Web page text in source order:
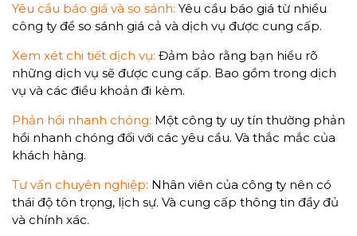
Yêu cầu báo giá và so sánh: Yêu cầu báo giá từ nhiều
công ty để so sánh giá cả và dịch vụ được cung cấp.
Xem xét chi tiết dịch vụ: Đảm bảo rằng bạn hiểu rõ
những dịch vụ sẽ được cung cấp. Bao gồm trong dịch
vụ và các điều khoản đi kèm.
Phản hồi nhanh chóng: Một công ty uy tín thường phản
hồi nhanh chóng đối với các yêu cầu. Và thắc mắc của
khách hàng.
Tư vấn chuyên nghiệp: Nhân viên của công ty nên có
thái độ tôn trọng, lịch sự. Và cung cấp thông tin đầy đủ
và chính xác.